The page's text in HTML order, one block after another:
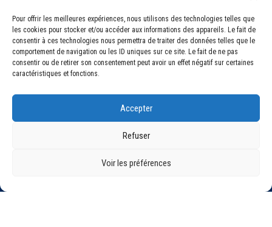
Pour offrir les meilleures expériences, nous utilisons des technologies telles que
les cookies pour stocker et/ou accéder aux informations des appareils. Le fait de
consentir à ces technologies nous permettra de traiter des données telles que le
comportement de navigation ou les ID uniques sur ce site. Le fait de ne pas
consentir ou de retirer son consentement peut avoir un effet négatif sur certaines
caractéristiques et fonctions.
Accepter
Refuser
Voir les préférences
Association Sportive Montferrandaise
84, boulevard Léon Jouhaux
CS 80221 - 63021 Clermont-Ferrand Cedex 2
accueil@asm-omnisports.com